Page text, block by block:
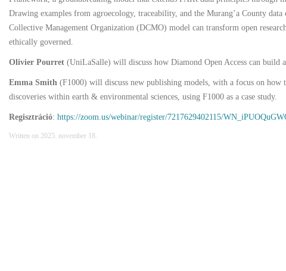
Drawing examples from agroecology, traceability, and the Murang’a County
Collective Management Organization (DCMO) model can transform open
ethically governed.
Olivier Pourret (UniLaSalle) will discuss how Diamond Open Access can build
Emma Smith (F1000) will discuss new publishing models, with a focus on how
discoveries within earth & environmental sciences, using F1000 as a case study.
Regisztráció: https://zoom.us/webinar/register/7217629402115/
Written on 2025. november 18.